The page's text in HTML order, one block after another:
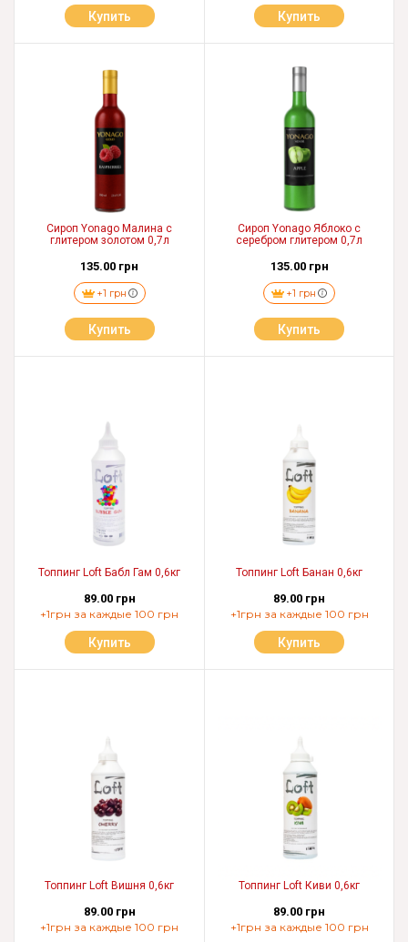
Купить Купить
Сироп Yonago Малина с
глитером золотом 0,7л
135.00 грн
+1 грн
Купить
Сироп Yonago Яблоко с
серебром глитером 0,7л
135.00 грн
+1 грн
Купить
Топпинг Loft Бабл Гам 0,6кг
89.00 грн
+1грн за каждые 100 грн
Купить
Топпинг Loft Банан 0,6кг
89.00 грн
+1грн за каждые 100 грн
Купить
Топпинг Loft Вишня 0,6кг
89.00 грн
+1грн за каждые 100 грн
Топпинг Loft Киви 0,6кг
89.00 грн
+1грн за каждые 100 грн